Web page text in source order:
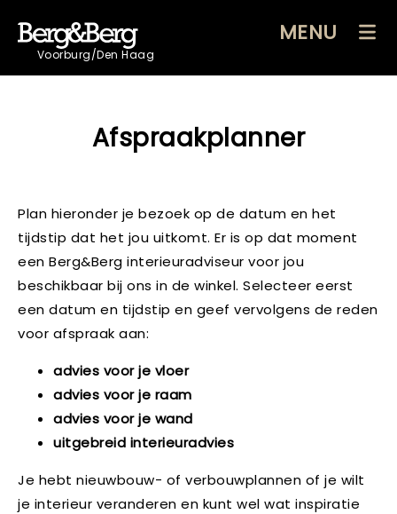
Voorburg/Den Haag
MENU
Afspraakplanner
Plan hieronder je bezoek op de datum en het
tijdstip dat het jou uitkomt. Er is op dat moment
een Berg&Berg interieuradviseur voor jou
beschikbaar bij ons in de winkel. Selecteer eerst
een datum en tijdstip en geef vervolgens de reden
voor afspraak aan:
advies voor je vloer
advies voor je raam
advies voor je wand
uitgebreid interieuradvies
Je hebt nieuwbouw- of verbouwplannen of je wilt
je interieur veranderen en kunt wel wat inspiratie